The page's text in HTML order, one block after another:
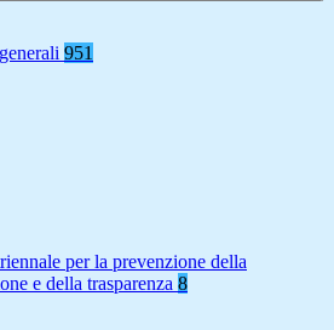
951
per la prevenzione della
e della trasparenza 8